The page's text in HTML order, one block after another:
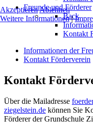
Freunde und Förderer
Back
Kontakt
Informationen der
Kontakt Förderverein
Kontakt
Über die Mailadresse
ziegelstein.de können Sie
Förderer der Grundschule
AkzeptierenAblehnen
Weitere Informationen|